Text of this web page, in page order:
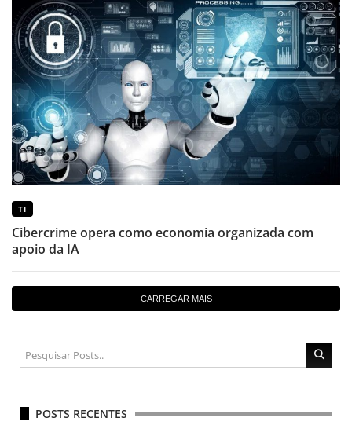
TI
Cibercrime opera como economia organizada com
apoio da IA
CARREGAR MAIS
POSTS RECENTES